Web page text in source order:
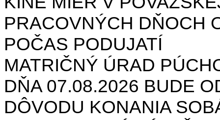
PRACOVNÝCH DŇOCH
POČAS PODUJATÍ
MATRIČNÝ ÚRAD
DŇA 07.08.2026 BUDE
DÔVODU KONANIA